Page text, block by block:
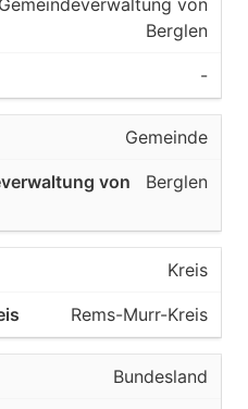
von
Berglen
-
Gemeinde
Berglen
Kreis
Rems-Murr-Kreis
Bundesland